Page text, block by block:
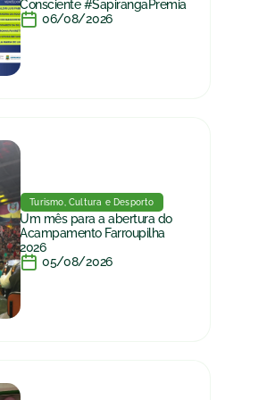
Consciente #SapirangaPremia
06/08/2026
Turismo, Cultura e Desporto
Um mês para a abertura do
Acampamento Farroupilha
2026
05/08/2026